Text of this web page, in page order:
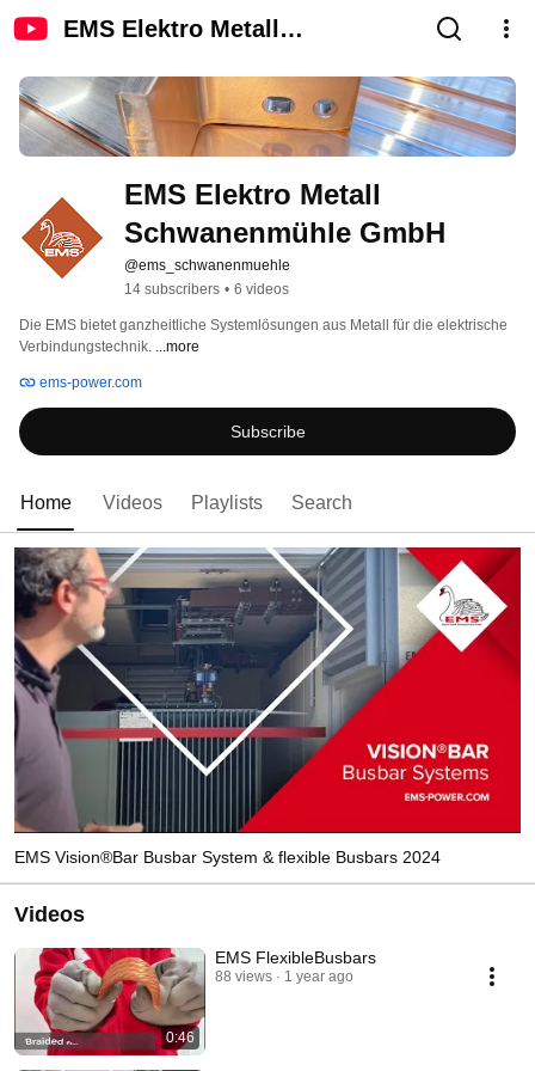
EMS Elektro Metall
EMS Elektro Metall
Schwanenmühle GmbH
@ems_schwanenmuehle
14 subscribers • 6 videos
Die EMS bietet ganzheitliche Systemlösungen aus Metall für die elektrische
Verbindungstechnik. ...more
ems-power.com
Subscribe
Home Videos Playlists Search
EMS Vision®Bar Busbar System & flexible Busbars 2024
Videos
0:46
EMS FlexibleBusbars
88 views 1 year ago